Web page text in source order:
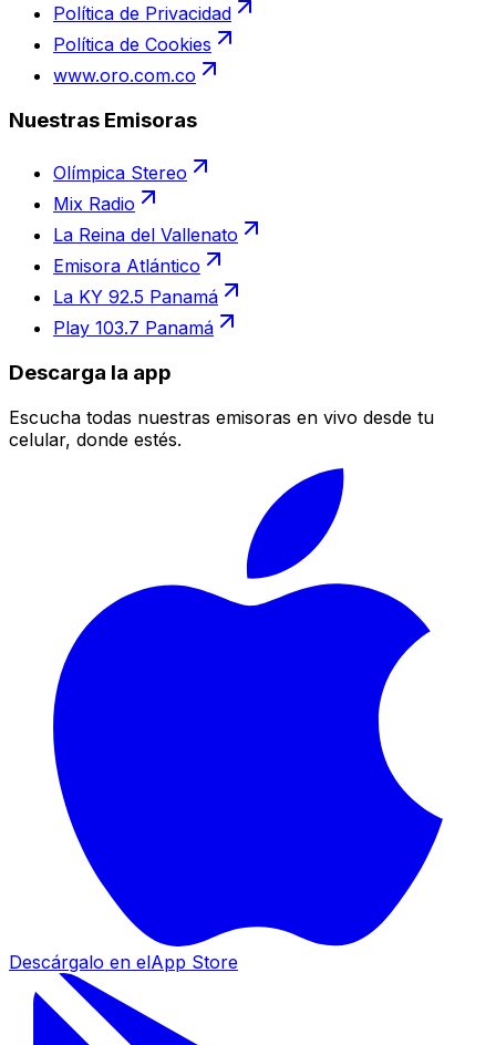
Política de Privacidad
Política de Cookies
www.oro.com.co
Nuestras Emisoras
Olímpica Stereo
Mix Radio
La Reina del Vallenato
Emisora Atlántico
La KY 92.5 Panamá
Play 103.7 Panamá
Descarga la app
Escucha todas nuestras emisoras en vivo desde tu
celular, donde estés.
Descárgalo en elApp Store